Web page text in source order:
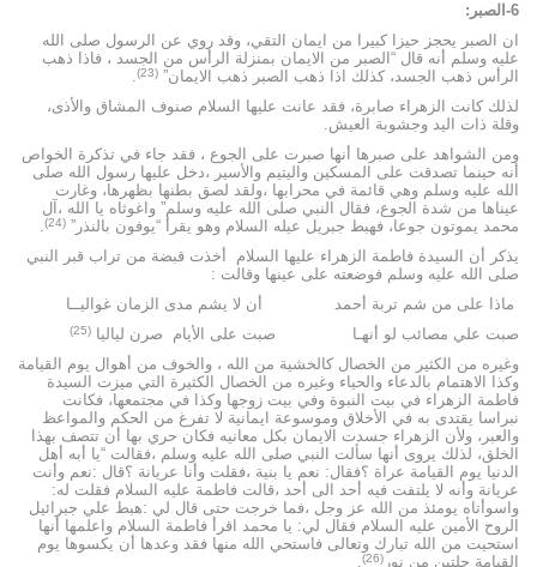
6-الصبر:
ان الصبر يحجز حيزا كبيرا من ايمان التقي، وقد روي عن الرسول صلى الله
عليه وسلم أنه قال “الصبر من الايمان بمنزلة الرأس من الجسد ، فاذا ذهب
الرأس ذهب الجسد، كذلك اذا ذهب الصبر ذهب الايمان” (23)
.
لذلك كانت الزهراء صابرة، فقد عانت عليها السلام صنوف المشاق والأذى،
وقلة ذات اليد وجشوبة العيش.
ومن الشواهد على صبرها أنها صبرت على الجوع ، فقد جاء في تذكرة الخواص
أنه حينما تصدقت على المسكين واليتيم والأسير ،دخل عليها رسول الله صلى
الله عليه وسلم وهي قائمة في محرابها ،ولقد لصق بطنها بظهرها، وغارت
عيناها من شدة الجوع، فقال النبي صلى الله عليه وسلم” واغوثاه يا الله ،آل
محمد يموتون جوعا، فهبط جبريل عيله السلام وهو يقرأ “يوفون بالنذر” (24)
.
يذكر أن السيدة فاطمة الزهراء عليها السلام أخذت قبضة من تراب قبر النبي
صلى الله عليه وسلم فوضعته على عينها وقالت :
ماذا على من شم تربة أحمد أن لا يشم مدى الزمان غواليــا
صبت علي مصائب لو أنهـا صبت على الأيام صرن لياليا (25)
وغيره من الكثير من الخصال كالخشية من الله ، والخوف من أهوال يوم القيامة
وكذا الاهتمام بالدعاء والحياء وغيره من الخصال الكثيرة التي ميزت السيدة
فاطمة الزهراء في بيت النبوة وفي بيت زوجها وكذا في مجتمعها، فكانت
نبراسا يقتدى به في الأخلاق وموسوعة ايمانية لا تفرغ من الحكم والمواعظ
والعبر، ولأن الزهراء جسدت الايمان بكل معانيه فكان حري بها أن تتصف بهذا
الخلق، لذلك يروى أنها سألت النبي صلى الله عليه وسلم ،فقالت “يا أبه أهل
الدنيا يوم القيامة عراة ؟فقال: نعم يا بنية ،فقلت وأنا عريانة ؟قال :نعم وأنت
عريانة وأنه لا يلتفت فيه أحد الى أحد ،قالت فاطمة عليه السلام فقلت له:
واسوأتاه يومئذ من الله عز وجل ،فما خرجت حتى قال لي :هبط علي جبرائيل
الروح الأمين عليه السلام فقال لي: يا محمد اقرأ فاطمة السلام واعلمها أنها
استحيت من الله تبارك وتعالى فاستحي الله منها فقد وعدها أن يكسوها يوم
القيامة حلتين من نور (26)
.